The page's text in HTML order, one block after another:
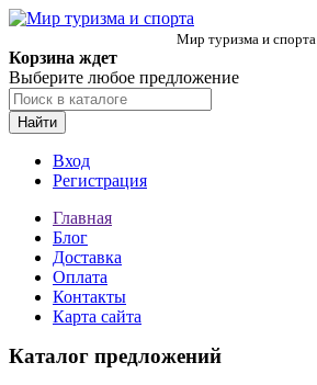
Мир туризма и спорта
Корзина ждет
Выберите любое предложение
Найти
Вход
Регистрация
Главная
Блог
Доставка
Оплата
Контакты
Карта сайта
Каталог предложений